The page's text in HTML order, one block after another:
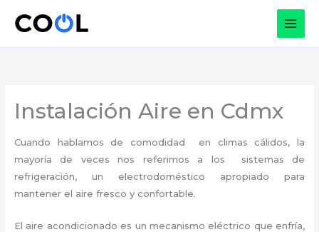
Instalación Aire en Cdmx
Cuando hablamos de comodidad en climas cálidos, la
mayoría de veces nos referimos a los sistemas de
refrigeración, un electrodoméstico apropiado para
mantener el aire fresco y confortable.
El aire acondicionado es un mecanismo eléctrico que enfría,